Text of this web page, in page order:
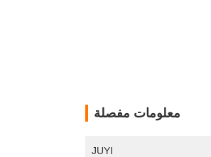
معلومات مفصلة
JUYI